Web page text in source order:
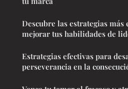
Descubre las estrategias más
mejorar tus habilidades de
Estrategias efectivas para
perseverancia en la